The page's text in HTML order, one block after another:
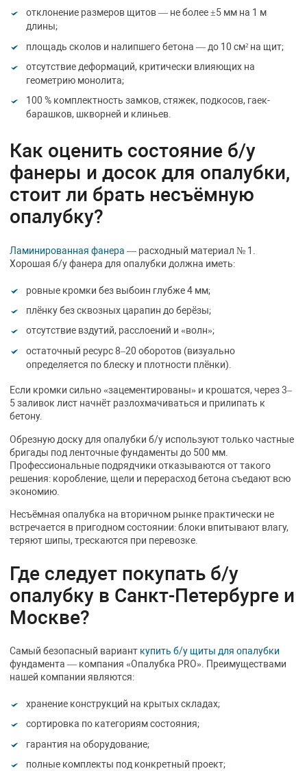
отклонение размеров щитов — не более ±5 мм на 1 м
длины;
площадь сколов и налипшего бетона — до 10 см² на щит;
отсутствие деформаций, критически влияющих на
геометрию монолита;
100 % комплектность замков, стяжек, подкосов, гаек-
барашков, шкворней и клиньев.
Как оценить состояние б/у
фанеры и досок для опалубки,
стоит ли брать несъёмную
опалубку?
Ламинированная фанера — расходный материал № 1.
Хорошая б/у фанера для опалубки должна иметь:
ровные кромки без выбоин глубже 4 мм;
плёнку без сквозных царапин до берёзы;
отсутствие вздутий, расслоений и «волн»;
остаточный ресурс 8–20 оборотов (визуально
определяется по блеску и плотности плёнки).
Если кромки сильно «зацементированы» и крошатся, через 3–
5 заливок лист начнёт разлохмачиваться и прилипать к
бетону.
Обрезную доску для опалубки б/у используют только частные
бригады под ленточные фундаменты до 500 мм.
Профессиональные подрядчики отказываются от такого
решения: коробление, щели и перерасход бетона съедают всю
экономию.
Несъёмная опалубка на вторичном рынке практически не
встречается в пригодном состоянии: блоки впитывают влагу,
теряют шипы, трескаются при перевозке.
Где следует покупать б/у
опалубку в Санкт-Петербурге и
Москве?
Самый безопасный вариант купить б/у щиты для опалубки
фундамента — компания «Опалубка PRO». Преимуществами
нашей компании являются:
хранение конструкций на крытых складах;
сортировка по категориям состояния;
гарантия на оборудование;
полные комплекты под конкретный проект;